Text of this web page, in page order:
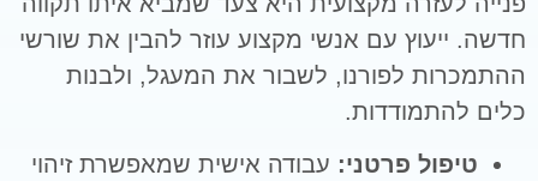
חדשה. ייעוץ עם אנשי מקצוע עוזר להבין את שורשי
ההתמכרות לפורנו, לשבור את המעגל, ולבנות
כלים להתמודדות.
טיפול פרטני: עבודה אישית שמאפשרת זיהוי